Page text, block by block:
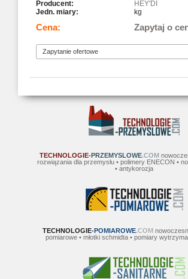
HEY'DI
kg
Zapytaj o
TECHNOLOGIE-PRZEMYSLOWE.COM
rozwiązania dla przemysłu • polimery ENECON •
• antykorozja
TECHNOLOGIE-POMIAROWE.COM
pomiarowe • młotki schmidta • pomiary